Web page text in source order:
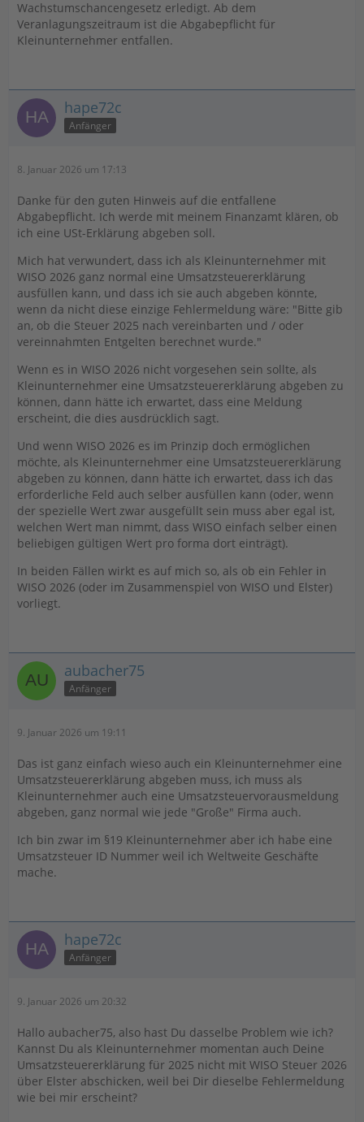
Wachstumschancengesetz erledigt. Ab dem
Veranlagungszeitraum ist die Abgabepflicht für
Kleinunternehmer entfallen.
hape72c
Anfänger
8. Januar 2026 um 17:13
Danke für den guten Hinweis auf die entfallene
Abgabepflicht. Ich werde mit meinem Finanzamt klären, ob
ich eine USt-Erklärung abgeben soll.
Mich hat verwundert, dass ich als Kleinunternehmer mit
WISO 2026 ganz normal eine Umsatzsteuererklärung
ausfüllen kann, und dass ich sie auch abgeben könnte,
wenn da nicht diese einzige Fehlermeldung wäre: "Bitte gib
an, ob die Steuer 2025 nach vereinbarten und / oder
vereinnahmten Entgelten berechnet wurde."
Wenn es in WISO 2026 nicht vorgesehen sein sollte, als
Kleinunternehmer eine Umsatzsteuererklärung abgeben zu
können, dann hätte ich erwartet, dass eine Meldung
erscheint, die dies ausdrücklich sagt.
Und wenn WISO 2026 es im Prinzip doch ermöglichen
möchte, als Kleinunternehmer eine Umsatzsteuererklärung
abgeben zu können, dann hätte ich erwartet, dass ich das
erforderliche Feld auch selber ausfüllen kann (oder, wenn
der spezielle Wert zwar ausgefüllt sein muss aber egal ist,
welchen Wert man nimmt, dass WISO einfach selber einen
beliebigen gültigen Wert pro forma dort einträgt).
In beiden Fällen wirkt es auf mich so, als ob ein Fehler in
WISO 2026 (oder im Zusammenspiel von WISO und Elster)
vorliegt.
aubacher75
Anfänger
9. Januar 2026 um 19:11
Das ist ganz einfach wieso auch ein Kleinunternehmer eine
Umsatzsteuererklärung abgeben muss, ich muss als
Kleinunternehmer auch eine Umsatzsteuervorausmeldung
abgeben, ganz normal wie jede "Große" Firma auch.
Ich bin zwar im §19 Kleinunternehmer aber ich habe eine
Umsatzsteuer ID Nummer weil ich Weltweite Geschäfte
mache.
hape72c
Anfänger
9. Januar 2026 um 20:32
Hallo aubacher75, also hast Du dasselbe Problem wie ich?
Kannst Du als Kleinunternehmer momentan auch Deine
Umsatzsteuererklärung für 2025 nicht mit WISO Steuer 2026
über Elster abschicken, weil bei Dir dieselbe Fehlermeldung
wie bei mir erscheint?